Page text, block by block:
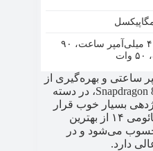
۴۶۱۰ میلی‌آمپر ساعت، ۹۰
باتری ۴۶۱۰ میلی‌آمپر ساعتی و بهره‌گیری از
HyperOS و تراشه قدرتمند Snapdragon 8 Gen 3، در دسته
بسیار خوب قرار
می‌گیرد. با وجود ابعاد کوچک‌تر، شیائومی ۱۴ از بهترین
می‌شود و در
دارد.